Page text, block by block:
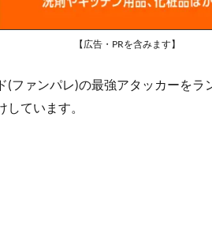
【広告・PRを含みます】
(ファンパレ)の最強アタッカーをラ
ています。